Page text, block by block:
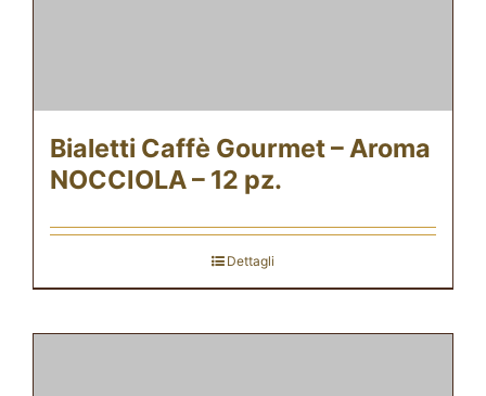
Bialetti Caffè Gourmet – Aroma
NOCCIOLA – 12 pz.
Dettagli